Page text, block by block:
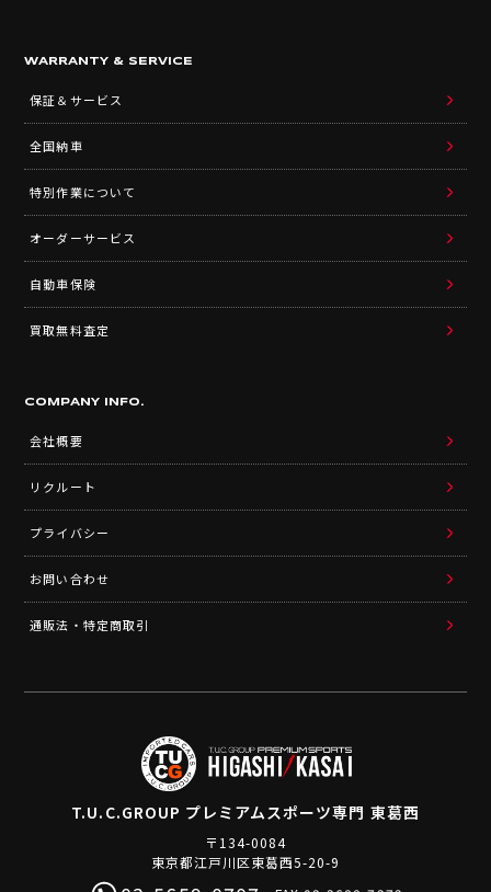
WARRANTY & SERVICE
保証＆サービス
全国納車
特別作業について
オーダーサービス
自動車保険
買取無料査定
COMPANY INFO.
会社概要
リクルート
プライバシー
お問い合わせ
通販法・特定商取引
T.U.C.GROUP プレミアムスポーツ専門 東葛西
〒134-0084
東京都江戸川区東葛西5-20-9